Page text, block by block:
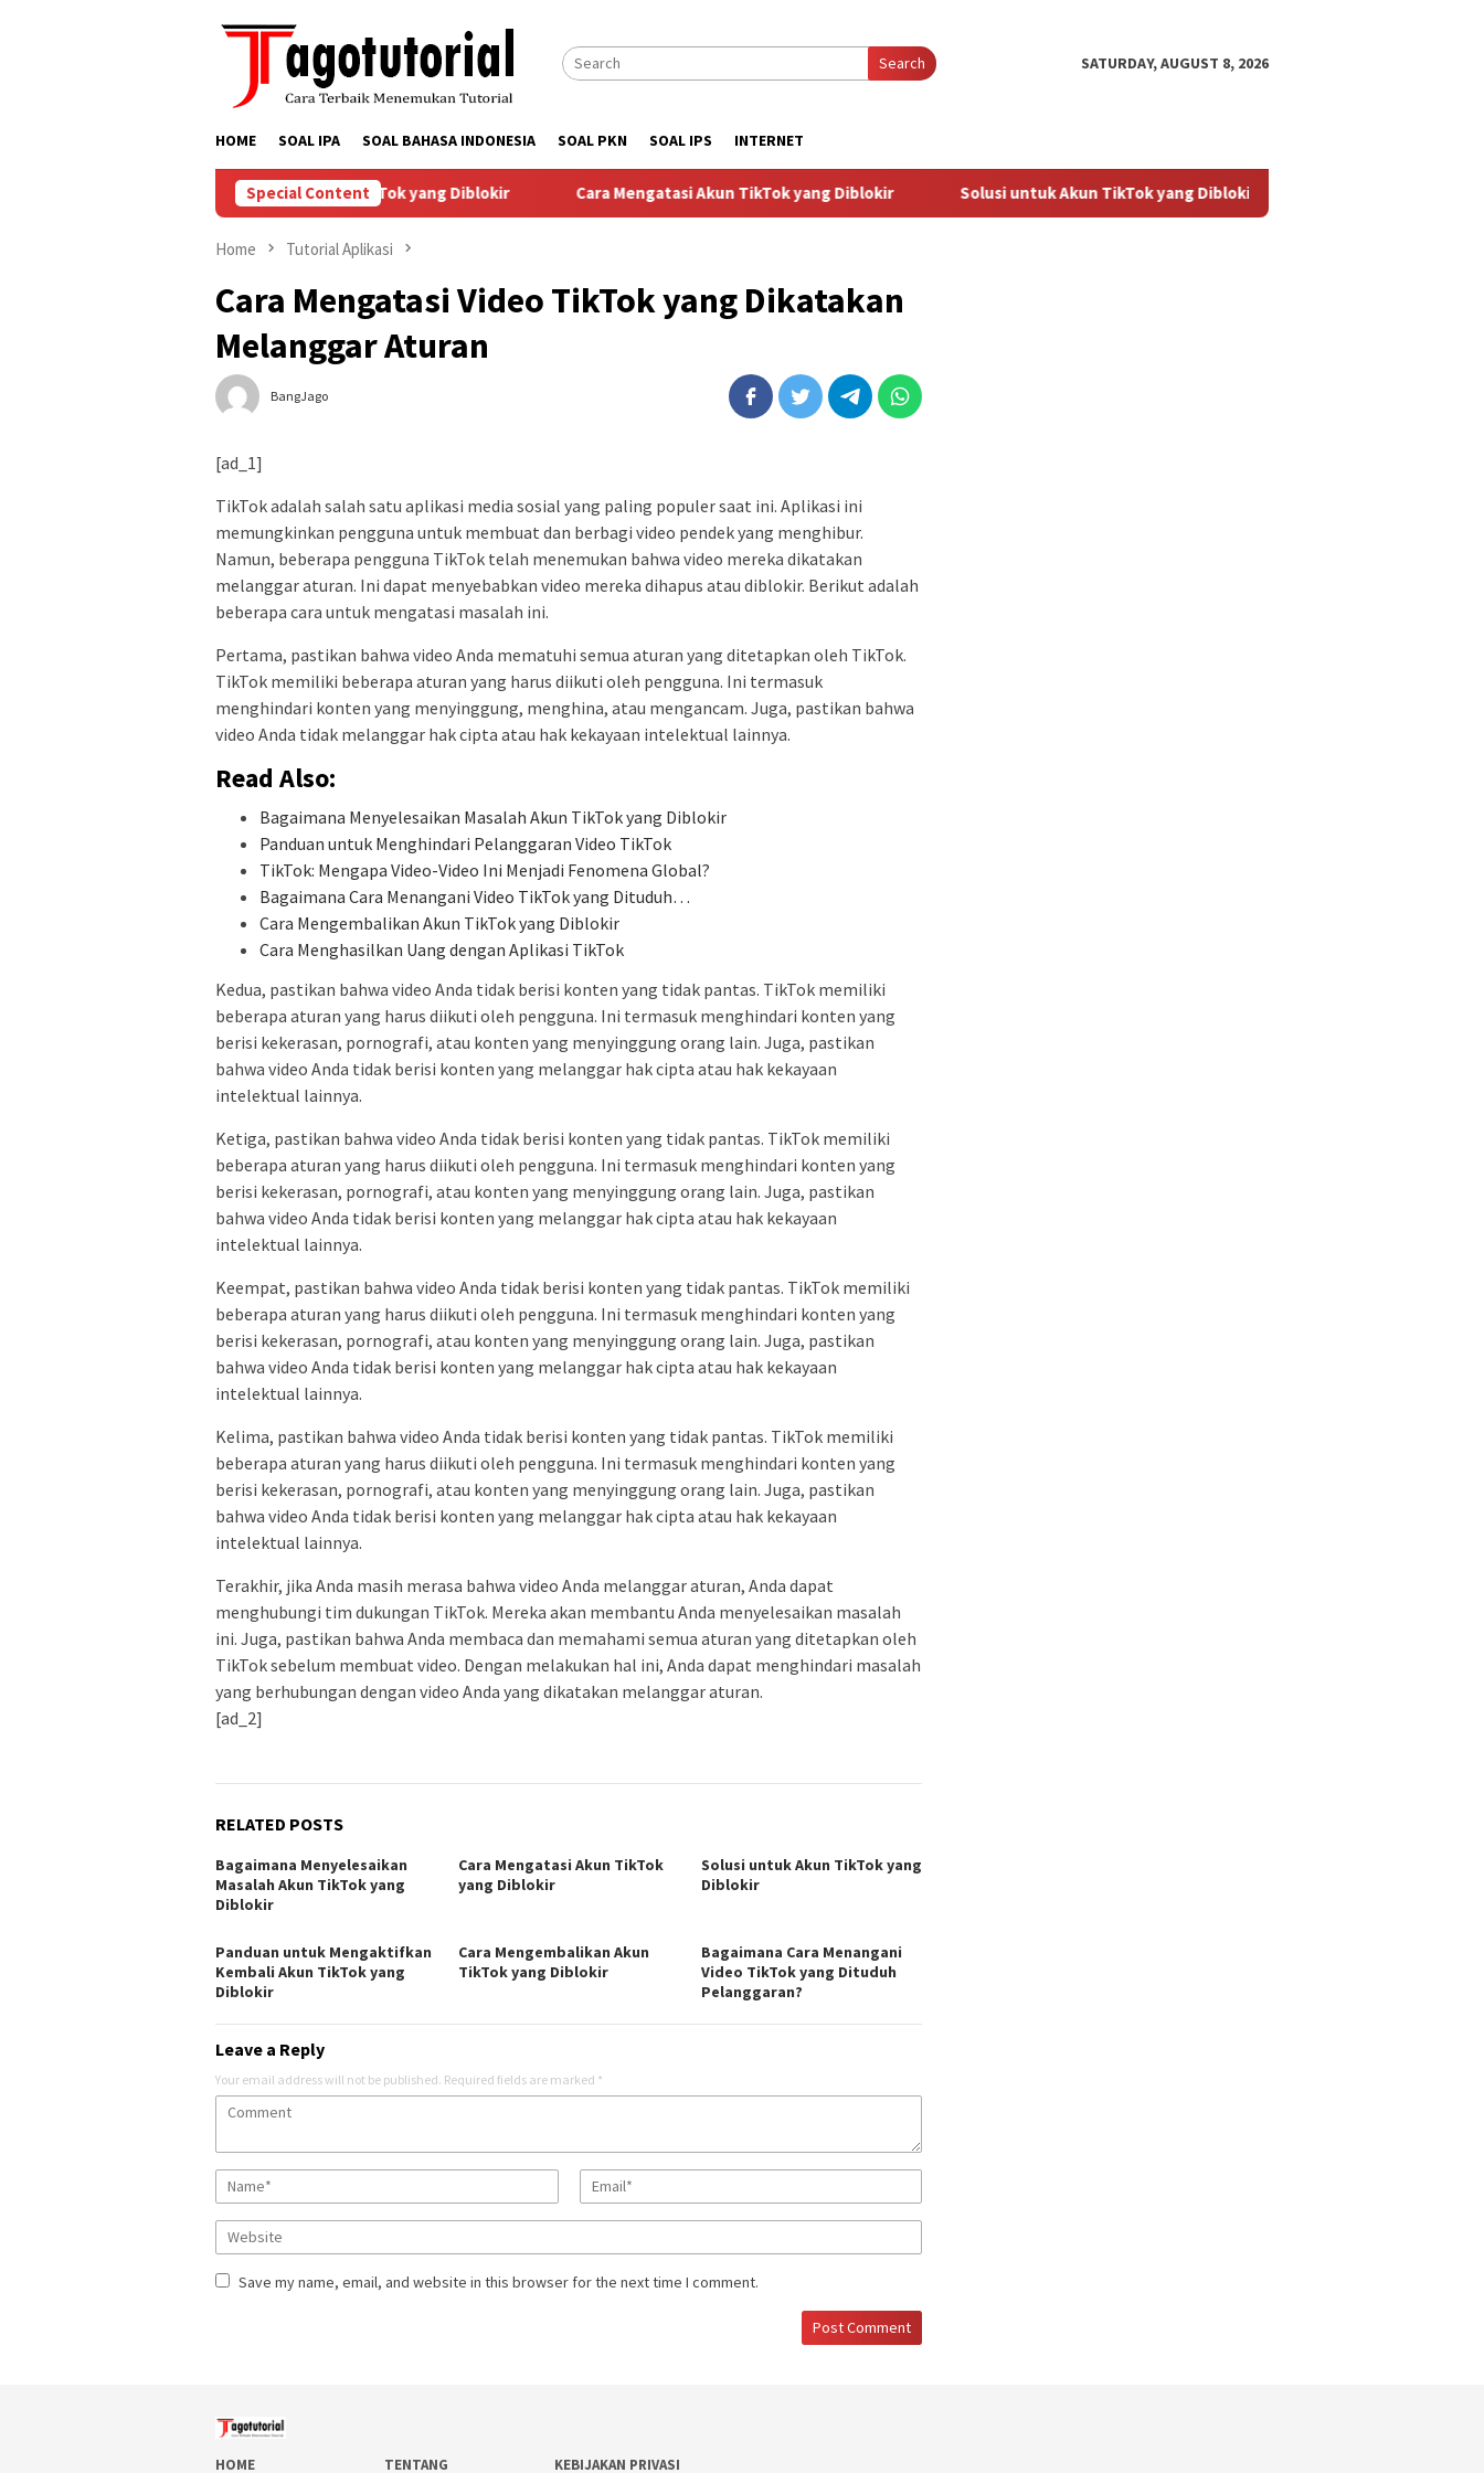
Search SATURDAY, AUGUST 8, 2026
HOME SOAL IPA SOAL BAHASA INDONESIA SOAL PKN SOAL IPS INTERNET
Special Content
Bagaimana Menyelesaikan Masalah Akun TikTok yang Diblokir Cara Mengatasi Akun TikTok yang Diblokir Solusi untuk Akun TikTok yang Diblokir
Home Tutorial Aplikasi
Cara Mengatasi Video TikTok yang Dikatakan
Melanggar Aturan
BangJago
[ad_1]
TikTok adalah salah satu aplikasi media sosial yang paling populer saat ini. Aplikasi ini
memungkinkan pengguna untuk membuat dan berbagi video pendek yang menghibur.
Namun, beberapa pengguna TikTok telah menemukan bahwa video mereka dikatakan
melanggar aturan. Ini dapat menyebabkan video mereka dihapus atau diblokir. Berikut adalah
beberapa cara untuk mengatasi masalah ini.
Pertama, pastikan bahwa video Anda mematuhi semua aturan yang ditetapkan oleh TikTok.
TikTok memiliki beberapa aturan yang harus diikuti oleh pengguna. Ini termasuk
menghindari konten yang menyinggung, menghina, atau mengancam. Juga, pastikan bahwa
video Anda tidak melanggar hak cipta atau hak kekayaan intelektual lainnya.
Read Also:
Bagaimana Menyelesaikan Masalah Akun TikTok yang Diblokir
Panduan untuk Menghindari Pelanggaran Video TikTok
TikTok: Mengapa Video-Video Ini Menjadi Fenomena Global?
Bagaimana Cara Menangani Video TikTok yang Dituduh…
Cara Mengembalikan Akun TikTok yang Diblokir
Cara Menghasilkan Uang dengan Aplikasi TikTok
Kedua, pastikan bahwa video Anda tidak berisi konten yang tidak pantas. TikTok memiliki
beberapa aturan yang harus diikuti oleh pengguna. Ini termasuk menghindari konten yang
berisi kekerasan, pornografi, atau konten yang menyinggung orang lain. Juga, pastikan
bahwa video Anda tidak berisi konten yang melanggar hak cipta atau hak kekayaan
intelektual lainnya.
Ketiga, pastikan bahwa video Anda tidak berisi konten yang tidak pantas. TikTok memiliki
beberapa aturan yang harus diikuti oleh pengguna. Ini termasuk menghindari konten yang
berisi kekerasan, pornografi, atau konten yang menyinggung orang lain. Juga, pastikan
bahwa video Anda tidak berisi konten yang melanggar hak cipta atau hak kekayaan
intelektual lainnya.
Keempat, pastikan bahwa video Anda tidak berisi konten yang tidak pantas. TikTok memiliki
beberapa aturan yang harus diikuti oleh pengguna. Ini termasuk menghindari konten yang
berisi kekerasan, pornografi, atau konten yang menyinggung orang lain. Juga, pastikan
bahwa video Anda tidak berisi konten yang melanggar hak cipta atau hak kekayaan
intelektual lainnya.
Kelima, pastikan bahwa video Anda tidak berisi konten yang tidak pantas. TikTok memiliki
beberapa aturan yang harus diikuti oleh pengguna. Ini termasuk menghindari konten yang
berisi kekerasan, pornografi, atau konten yang menyinggung orang lain. Juga, pastikan
bahwa video Anda tidak berisi konten yang melanggar hak cipta atau hak kekayaan
intelektual lainnya.
Terakhir, jika Anda masih merasa bahwa video Anda melanggar aturan, Anda dapat
menghubungi tim dukungan TikTok. Mereka akan membantu Anda menyelesaikan masalah
ini. Juga, pastikan bahwa Anda membaca dan memahami semua aturan yang ditetapkan oleh
TikTok sebelum membuat video. Dengan melakukan hal ini, Anda dapat menghindari masalah
yang berhubungan dengan video Anda yang dikatakan melanggar aturan.
[ad_2]
RELATED POSTS
Bagaimana Menyelesaikan
Masalah Akun TikTok yang
Diblokir
Cara Mengatasi Akun TikTok
yang Diblokir
Solusi untuk Akun TikTok yang
Diblokir
Panduan untuk Mengaktifkan
Kembali Akun TikTok yang
Diblokir
Cara Mengembalikan Akun
TikTok yang Diblokir
Bagaimana Cara Menangani
Video TikTok yang Dituduh
Pelanggaran?
Leave a Reply
Your email address will not be published. Required fields are marked *
Save my name, email, and website in this browser for the next time I comment.
HOME TENTANG KEBIJAKAN PRIVASI